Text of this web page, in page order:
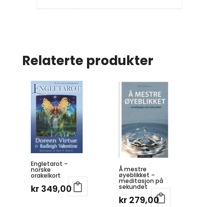
Relaterte produkter
Engletarot –
norske
orakelkort
kr349,00
Å mestre
øyeblikket –
meditasjon på
sekundet
kr 279,00